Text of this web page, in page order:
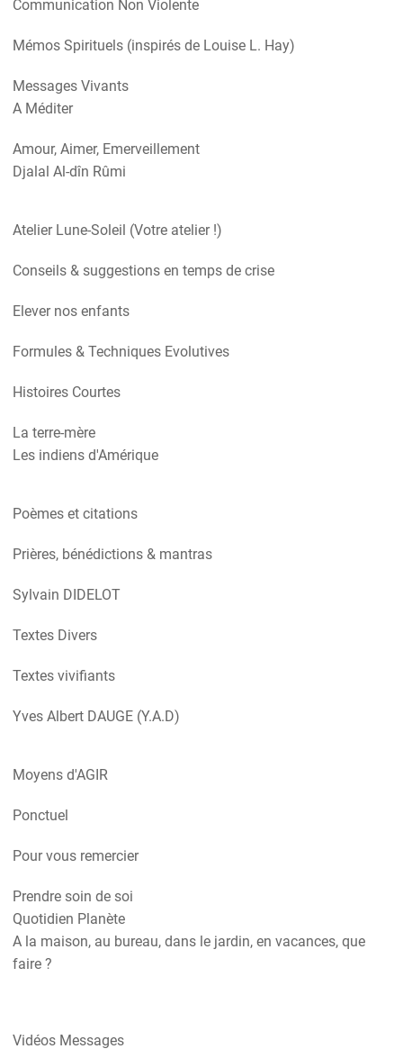
Communication Non Violente
Mémos Spirituels (inspirés de Louise L. Hay)
Messages Vivants
A Méditer
Amour, Aimer, Emerveillement
Djalal Al-dîn Rûmi
Atelier Lune-Soleil (Votre atelier !)
Conseils & suggestions en temps de crise
Elever nos enfants
Formules & Techniques Evolutives
Histoires Courtes
La terre-mère
Les indiens d'Amérique
Poèmes et citations
Prières, bénédictions & mantras
Sylvain DIDELOT
Textes Divers
Textes vivifiants
Yves Albert DAUGE (Y.A.D)
Moyens d'AGIR
Ponctuel
Pour vous remercier
Prendre soin de soi
Quotidien Planète
A la maison, au bureau, dans le jardin, en vacances, que
faire ?
Vidéos Messages